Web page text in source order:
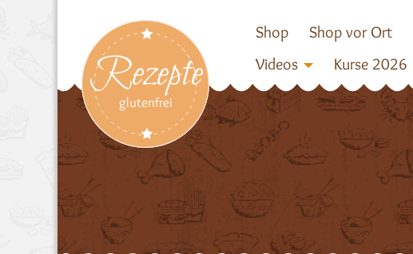
Rezepte
glutenfrei
Shop Shop vor Ort
Videos
Kurse 2026